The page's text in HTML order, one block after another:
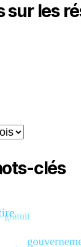
sur les
clés